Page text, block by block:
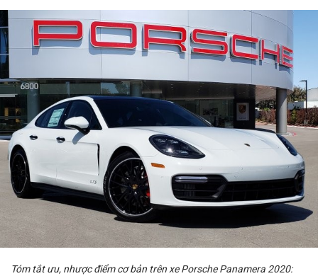
Tóm tắt ưu, nhược điểm cơ bản trên xe Porsche Panamera 2020: